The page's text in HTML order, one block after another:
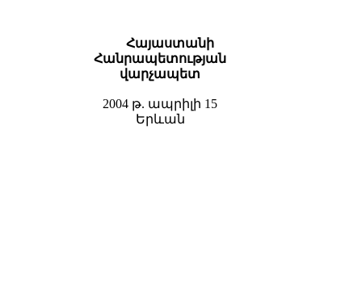
Հայաստանի
Հանրապետության
վարչապետ
2004 թ. ապրիլի 15
Երևան